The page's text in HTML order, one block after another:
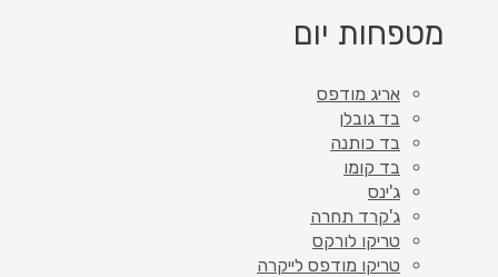
מטפחות יום
אריג מודפס
בד גובלן
בד כותנה
בד קומו
ג'ינס
ג'קרד תחרה
טריקו לורקס
טריקו מודפס לייקרה